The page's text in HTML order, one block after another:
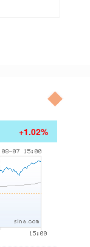
+1.02%